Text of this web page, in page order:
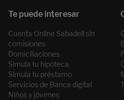
Cuenta Online Sabadell sin
comisiones
Domiciliaciones
Simula tu hipoteca
Simula tu préstamo
Servicios de Banca digital
Niños y jóvenes